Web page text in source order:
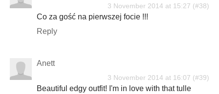
3 November 2014 at 15:27
Co za gość na pierwszej focie !!!
Reply
Anett
3 November 2014 at 16:07
Beautiful edgy outfit! I'm in love with that tulle